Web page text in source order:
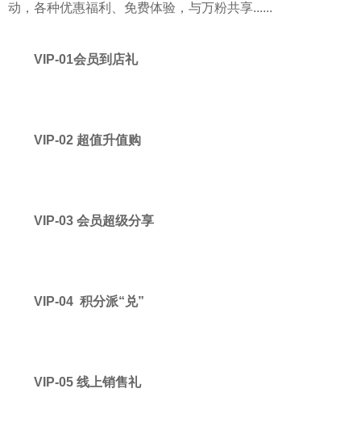
动，各种优惠福利、免费体验，与万粉共享......
VIP-01会员到店礼
VIP-02 超值升值购
VIP-03 会员超级分享
VIP-04 积分派“兑”
VIP-05 线上销售礼